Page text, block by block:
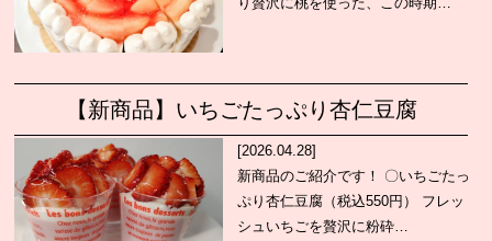
【新商品】いちごたっぷり杏仁豆腐
[2026.04.28]
新商品のご紹介です！ 〇いちごたっ
ぷり杏仁豆腐（税込550円） フレッ
シュいちごを贅沢に粉砕…